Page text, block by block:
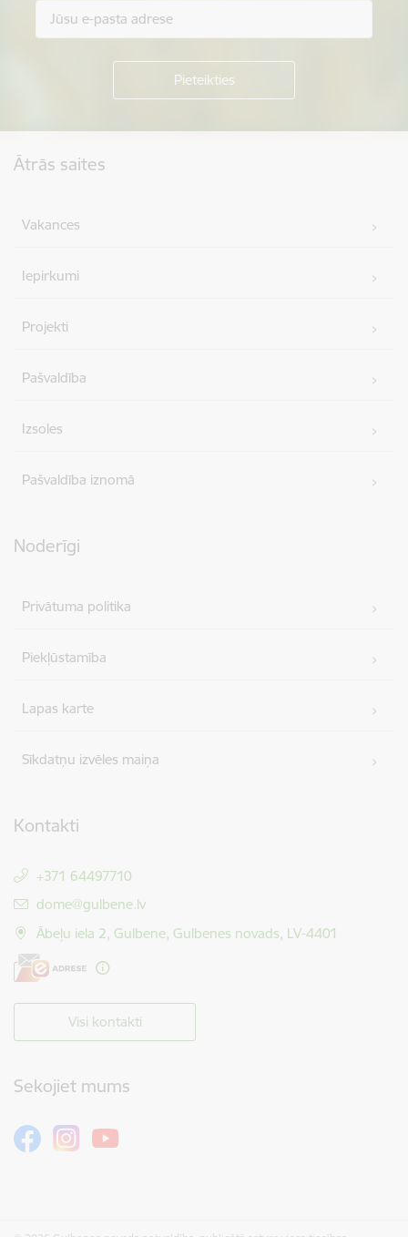
Ātrās saites
Vakances
Iepirkumi
Projekti
Pašvaldība
Izsoles
Pašvaldība iznomā
Noderīgi
Privātuma politika
Piekļūstamība
Lapas karte
Sīkdatņu izvēles maiņa
Kontakti
+371 64497710
E-pasts:
dome@gulbene.lv
Ābeļu iela 2, Gulbene, Gulbenes novads, LV-4401
Visi kontakti
Sekojiet mums